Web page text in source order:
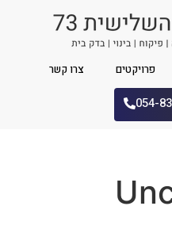
פרויקטים צרו קשר